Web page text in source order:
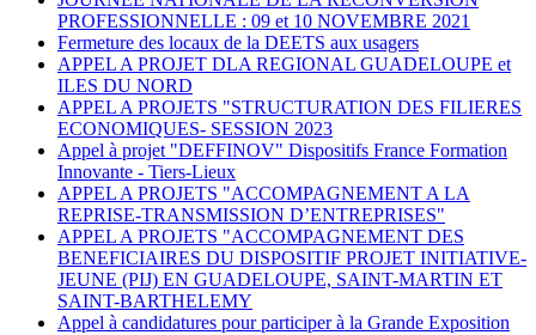
PROFESSIONNELLE : 09 et 10 NOVEMBRE 2021
Fermeture des locaux de la DEETS aux usagers
APPEL A PROJET DLA REGIONAL GUADELOUPE et
ILES DU NORD
APPEL A PROJETS "STRUCTURATION DES FILIERES
ECONOMIQUES- SESSION 2023
Appel à projet "DEFFINOV" Dispositifs France Formation
Innovante - Tiers-Lieux
APPEL A PROJETS "ACCOMPAGNEMENT A LA
REPRISE-TRANSMISSION D’ENTREPRISES"
APPEL A PROJETS "ACCOMPAGNEMENT DES
BENEFICIAIRES DU DISPOSITIF PROJET INITIATIVE-
JEUNE (PIJ) EN GUADELOUPE, SAINT-MARTIN ET
SAINT-BARTHELEMY
Appel à candidatures pour participer à la Grande Exposition